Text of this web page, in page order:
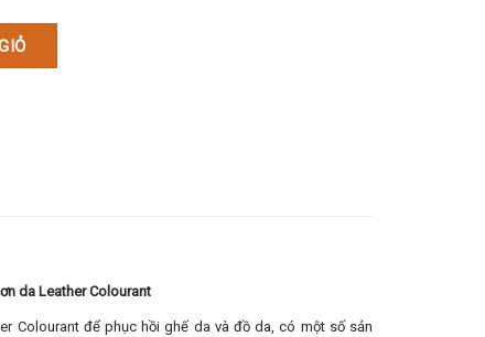
và đồ da - Leather Colourant số lượng
da Leather Colourant
Colourant để phục hồi ghế da và đồ da, có một số sản